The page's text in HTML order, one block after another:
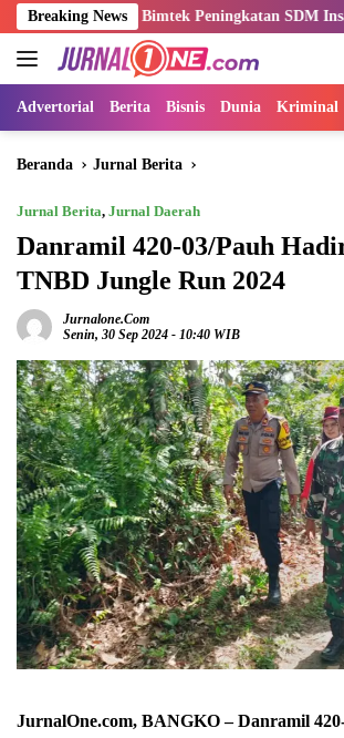
Langsung
ke
konten
Breaking News
Bimtek Peningkatan SDM Insan Pers
Advertorial Berita Bisnis Dunia Kriminal
Beranda Jurnal Berita
Jurnal Berita, Jurnal Daerah
Danramil 420-03/Pauh
TNBD Jungle Run 2024
Jurnalone.com
Senin, 30 Sep 2024 - 10:40 WIB
JurnalOne.com, BANGKO – Danramil